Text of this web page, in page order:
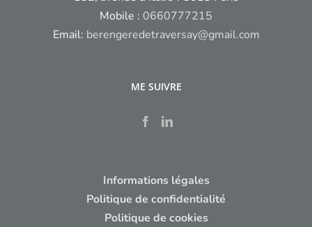
Mobile : 0660777215
Email: berengeredetraversay@gmail.com
ME SUIVRE
Informations légales
Politique de confidentialité
Politique de cookies